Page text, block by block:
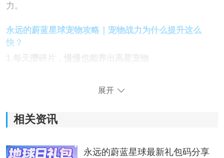
力。
永远的蔚蓝星球宠物攻略｜宠物战力为什么提升这么
快？
日常玩法和限时活动都会产出宠物碎片。即使不大量投
玩家来说十分友好。
2.升星后的提升比想象中更明显
展开
相关资讯
永远的蔚蓝星球最新礼包码分享